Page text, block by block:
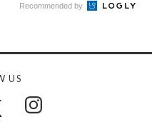
Recommended by
US